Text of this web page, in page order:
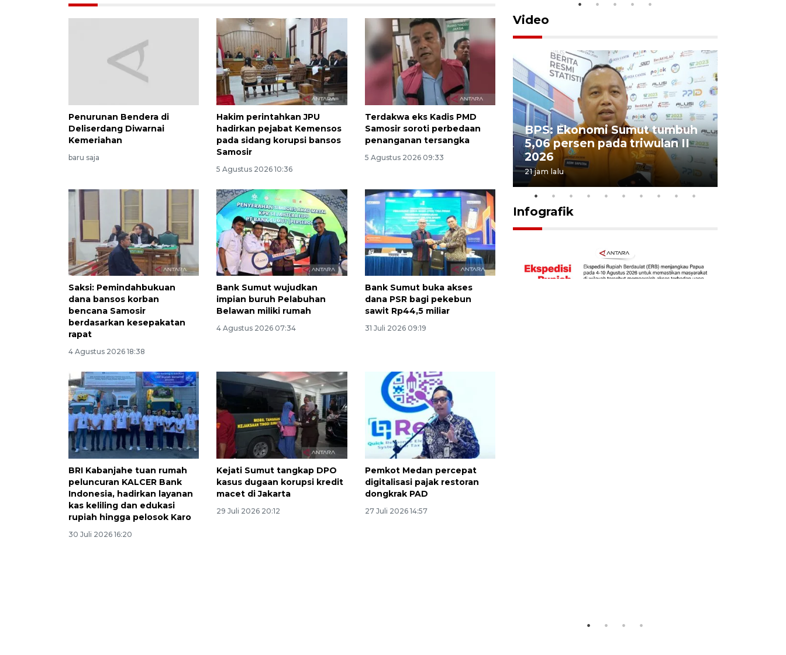
Penurunan Bendera di
Deliserdang Diwarnai
Kemeriahan
baru saja
Hakim perintahkan JPU
hadirkan pejabat Kemensos
pada sidang korupsi bansos
Samosir
5 Agustus 2026 10:36
Terdakwa eks Kadis PMD
Samosir soroti perbedaan
penanganan tersangka
5 Agustus 2026 09:33
Saksi: Pemindahbukuan
dana bansos korban
bencana Samosir
berdasarkan kesepakatan
rapat
4 Agustus 2026 18:38
Bank Sumut wujudkan
impian buruh Pelabuhan
Belawan miliki rumah
4 Agustus 2026 07:34
Bank Sumut buka akses
dana PSR bagi pekebun
sawit Rp44,5 miliar
31 Juli 2026 09:19
BRI Kabanjahe tuan rumah
peluncuran KALCER Bank
Indonesia, hadirkan layanan
kas keliling dan edukasi
rupiah hingga pelosok Karo
30 Juli 2026 16:20
Kejati Sumut tangkap DPO
kasus dugaan korupsi kredit
macet di Jakarta
29 Juli 2026 20:12
Pemkot Medan percepat
digitalisasi pajak restoran
dongkrak PAD
27 Juli 2026 14:57
Video
IDAI perkuat kompetensi
dokter tangani penyakit
jantung anak
BPS: Ekonomi Sumut tumbuh
5,06 persen pada triwulan II
2026
21 jam lalu
Infografik